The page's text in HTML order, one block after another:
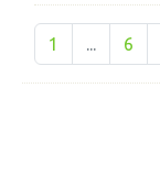
1 ... 6